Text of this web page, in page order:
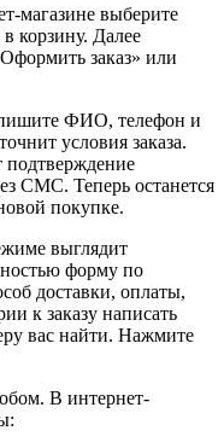
магазине выберите
корзину. Далее
заказ» или
ФИО, телефон и
условия заказа.
подтверждение
СМС. Теперь останется
покупке.
выглядит
форму по
доставки, оплаты,
к заказу написать
вас найти. Нажмите
В интернет-